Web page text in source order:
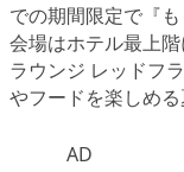
での期間限定で『
会場はホテル最上
ラウンジ レッドフ
やフードを楽しめる
AD